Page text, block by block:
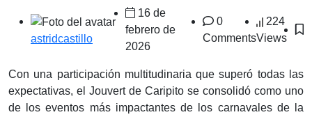
astridcastillo
16 de
febrero de
2026
0
Comments
224
Views
Con una participación multitudinaria que superó todas las
expectativas, el Jouvert de Caripito se consolidó como uno
de los eventos más impactantes de los carnavales de la